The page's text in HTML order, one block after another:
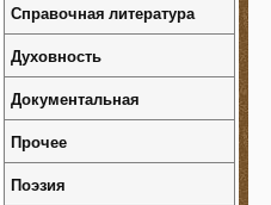
Справочная литература
Духовность
Документальная
Прочее
Поэзия